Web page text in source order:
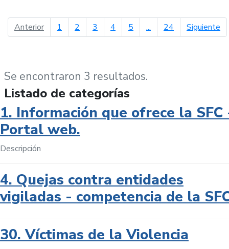
Anteriorpágina anterior
1 2 3 4 5 ... 24 Siguiente
Se encontraron 3 resultados.
Listado de categorías
1. Información que ofrece la SFC
Portal web.
Descripción
4. Quejas contra entidades
vigiladas - competencia de la
30. Víctimas de la Violencia